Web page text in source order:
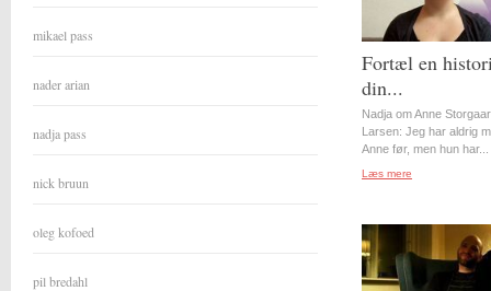
mikael pass
nader arian
nadja pass
nick bruun
oleg kofoed
pil bredahl
Fortæl en
din...
Nadja om Anne
Larsen: Jeg har aldrig
Anne før, men hun har...
Læs mere